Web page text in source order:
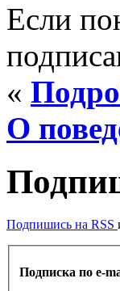
Если
«
О
Подпишись на RSS
Подписка по e-